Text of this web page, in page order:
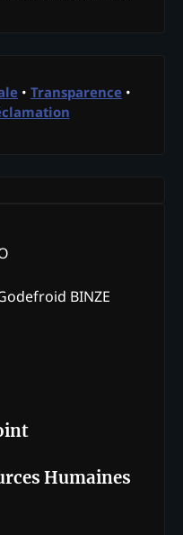
• Transparence •
BINZE
Humaines